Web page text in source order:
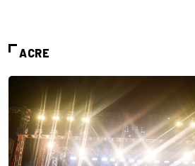
ACRE